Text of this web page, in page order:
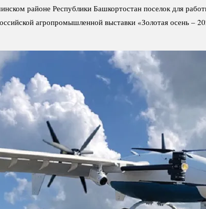
районе Республики Башкортостан поселок для
агропромышленной выставки «Золотая осень –